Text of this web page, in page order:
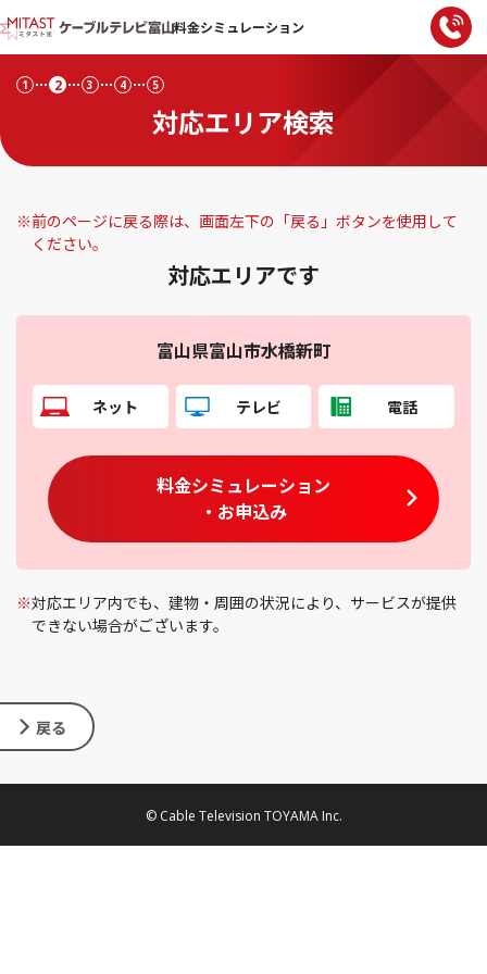
料金シミュレーション
対応エリア検索
1 2 3 4 5
※前のページに戻る際は、画面左下の「戻る」ボタンを使用して
ください。
対応エリアです
富山県富山市水橋新町
ネット テレビ 電話
料金シミュレーション
・お申込み
※対応エリア内でも、建物・周囲の状況により、サービスが提供
できない場合がございます。
戻る
© Cable Television TOYAMA Inc.